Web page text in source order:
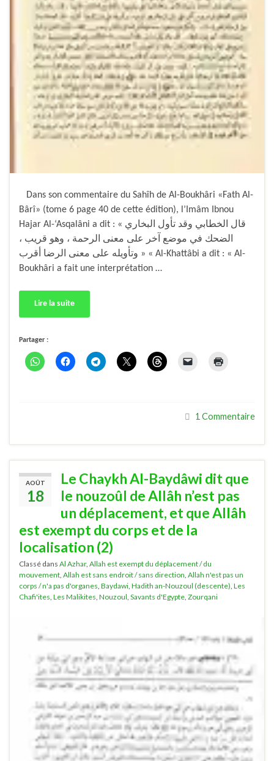
Dans son commentaire du Sahîh de Al-Boukhâri «Fath Al-
Bârî» (tome 6 page 40 de cette édition), l’Imâm Ibnou
Hajar Al-‘Asqalâni a dit : « قال الخطابي وقد تأول البخاري
الضحك في موضع آخر على معنى الرحمة ، وهو قريب ،
وتأويله على معنى الرضا أقرب » « Al-Khattâbi a dit : « Al-
Boukhâri a fait une interprétation …
Lire la suite
Partager :
1 Commentaire
AOÛT
18
Le Chaykh Al-Baydâwi dit que
le nouzoûl de Allâh n’est pas
un déplacement, et que Allâh
est exempt du corps et de la
localisation (2)
Classé dans Al Azhar, Allah est exempt du déplacement / du
mouvement, Allah est sans endroit / sans direction, Allah n'est pas un
corps / n'a pas d'organes, Baydawi, Hadith an-Nouzoul (descente), Les
Chafi'ites, Les Malikites, Nouzoul, Savants d'Egypte, Zourqani